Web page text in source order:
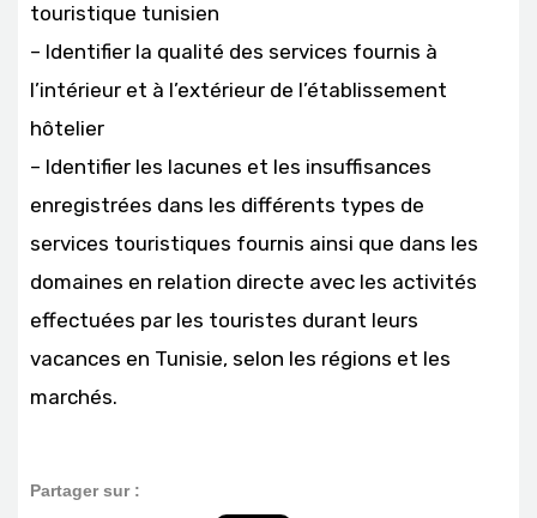
touristique tunisien
– Identifier la qualité des services fournis à
l’intérieur et à l’extérieur de l’établissement
hôtelier
– Identifier les lacunes et les insuffisances
enregistrées dans les différents types de
services touristiques fournis ainsi que dans les
domaines en relation directe avec les activités
effectuées par les touristes durant leurs
vacances en Tunisie, selon les régions et les
marchés.
Partager sur :